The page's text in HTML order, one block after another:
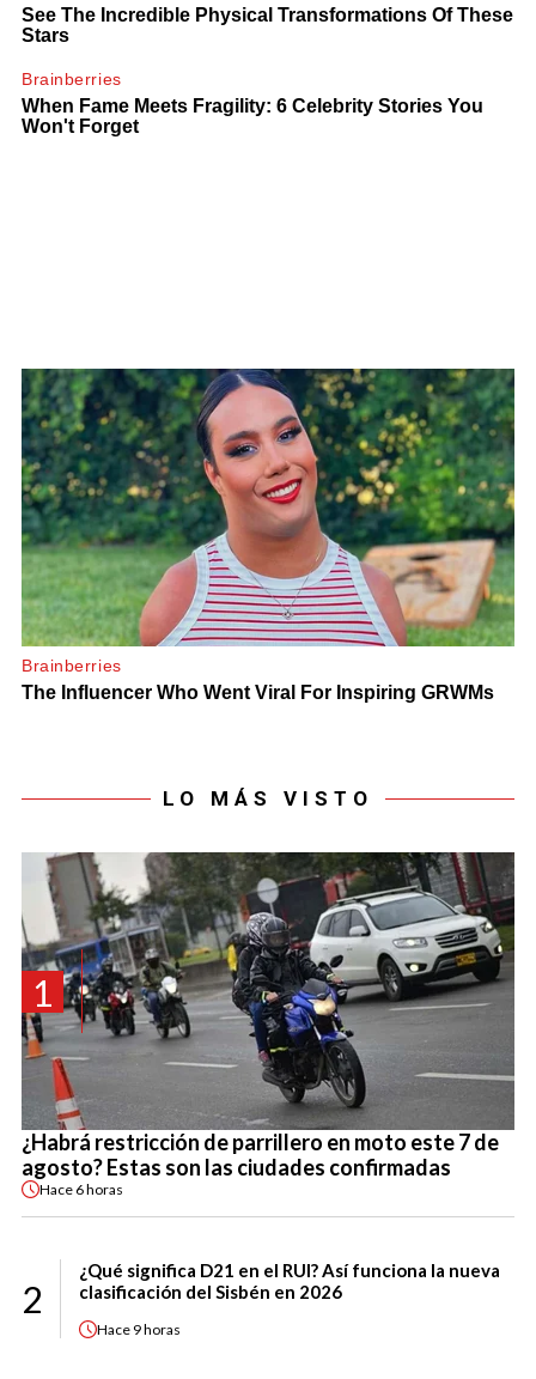
LO MÁS VISTO
1
¿Habrá restricción de parrillero en moto este 7 de
agosto? Estas son las ciudades confirmadas
Hace 6 horas
2
¿Qué significa D21 en el RUI? Así funciona la nueva
clasificación del Sisbén en 2026
Hace 9 horas